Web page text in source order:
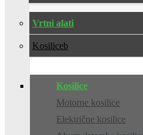
Vrtni alati
Kosilice
Kosilice
Motorne kosilice
Električne kosilice